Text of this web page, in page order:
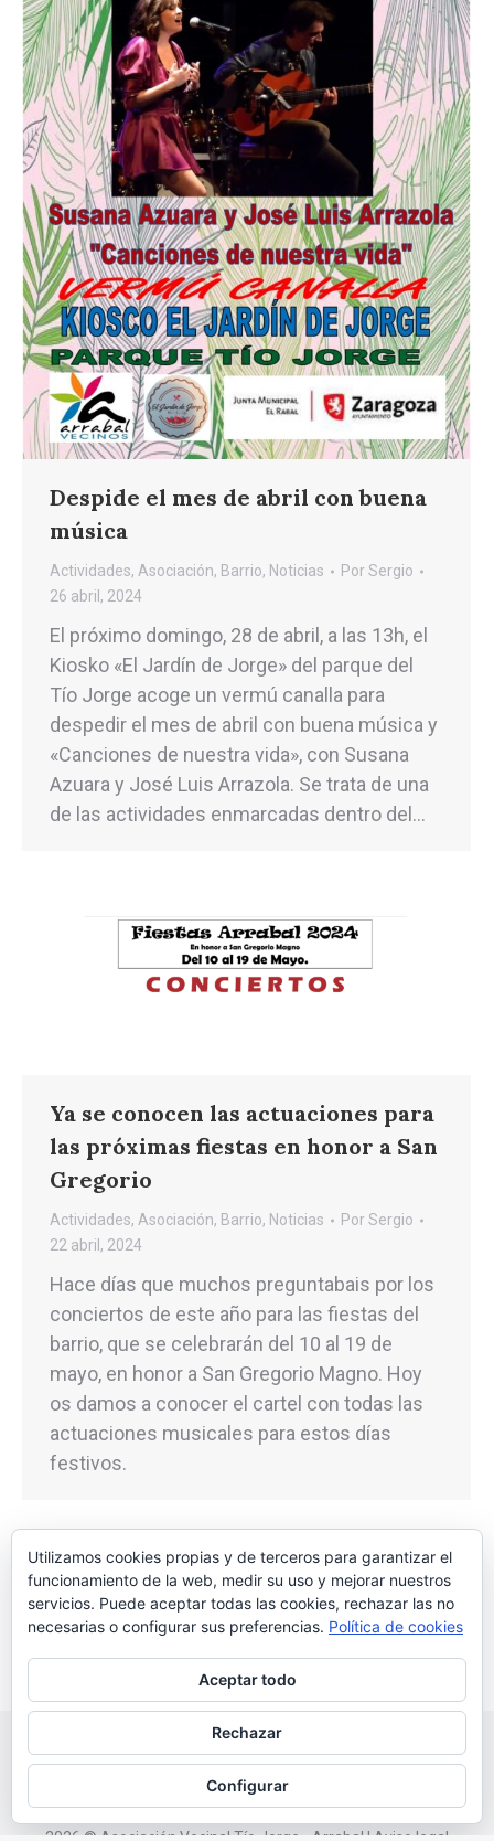
Despide el mes de abril con buena
música
Actividades, Asociación, Barrio, Noticias PorSergio
26 abril, 2024
El próximo domingo, 28 de abril, a las 13h, el
Kiosko «El Jardín de Jorge» del parque del
Tío Jorge acoge un vermú canalla para
despedir el mes de abril con buena música y
«Canciones de nuestra vida», con Susana
Azuara y José Luis Arrazola. Se trata de una
de las actividades enmarcadas dentro del…
Ya se conocen las actuaciones para
las próximas fiestas en honor a San
Gregorio
Actividades, Asociación, Barrio, Noticias PorSergio
22 abril, 2024
Hace días que muchos preguntabais por los
conciertos de este año para las fiestas del
barrio, que se celebrarán del 10 al 19 de
mayo, en honor a San Gregorio Magno. Hoy
os damos a conocer el cartel con todas las
actuaciones musicales para estos días
festivos.
← 1 … 12 13 14 15 16
…
27
→
Utilizamos cookies propias y de terceros para garantizar el
funcionamiento de la web, medir su uso y mejorar nuestros
servicios. Puede aceptar todas las cookies, rechazar las no
necesarias o configurar sus preferencias. Política de cookies
Aceptar todo
Rechazar
Configurar